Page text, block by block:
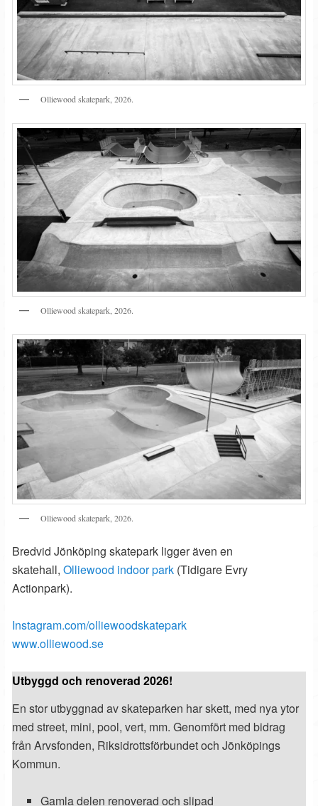
Olliewood skatepark, 2026.
Olliewood skatepark, 2026.
Olliewood skatepark, 2026.
Bredvid Jönköping skatepark ligger även en
skatehall,Olliewood indoor park (Tidigare Evry
Actionpark).
Instagram.com/olliewoodskatepark
www.olliewood.se
Utbyggd och renoverad 2026!
En stor utbyggnad av skateparken har skett, med nya ytor
med street, mini, pool, vert, mm. Genomfört med bidrag
från Arvsfonden, Riksidrottsförbundet och Jönköpings
Kommun.
Gamla delen renoverad och slipad